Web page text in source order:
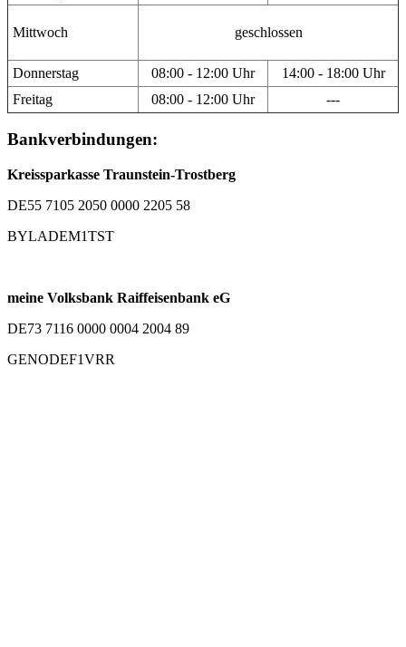
Mittwoch geschlossen
Donnerstag 08:00 - 12:00 Uhr
14:00 - 18:00 Uhr
Freitag
08:00 - 12:00 Uhr ---
Bankverbindungen:
Kreissparkasse Traunstein-Trostberg
DE55 7105 2050 0000 2205 58
BYLADEM1TST
meine Volksbank Raiffeisenbank eG
DE73 7116 0000 0004 2004 89
GENODEF1VRR